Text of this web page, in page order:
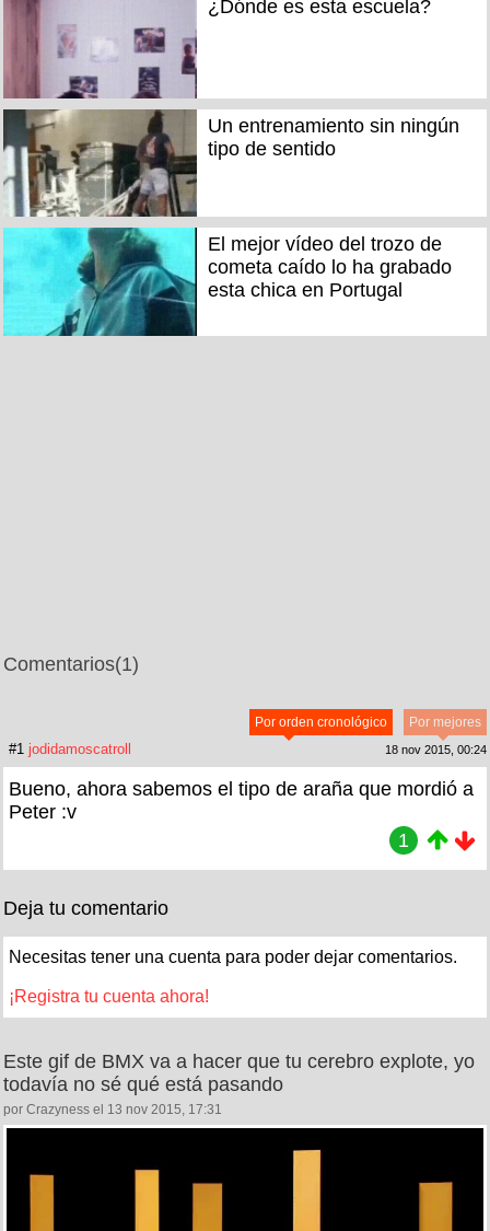
¿Dónde es esta escuela?
Un entrenamiento sin ningún
tipo de sentido
El mejor vídeo del trozo de
cometa caído lo ha grabado
esta chica en Portugal
Comentarios(1)
Por mejores
Por orden cronológico
#1 jodidamoscatroll 18 nov 2015, 00:24
Bueno, ahora sabemos el tipo de araña que mordió a
Peter :v
1
Deja tu comentario
Necesitas tener una cuenta para poder dejar comentarios.
¡Registra tu cuenta ahora!
Este gif de BMX va a hacer que tu cerebro explote, yo
todavía no sé qué está pasando
por Crazyness el 13 nov 2015, 17:31